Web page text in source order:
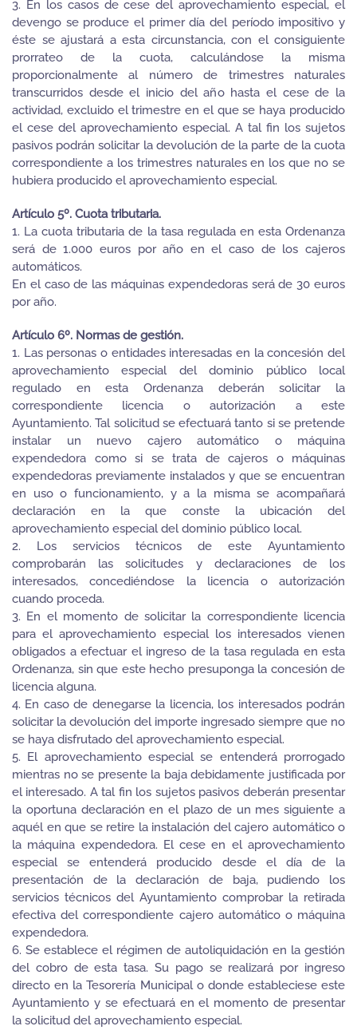
3. En los casos de cese del aprovechamiento especial, el
devengo se produce el primer día del período impositivo y
éste se ajustará a esta circunstancia, con el consiguiente
prorrateo de la cuota, calculándose la misma
proporcionalmente al número de trimestres naturales
transcurridos desde el inicio del año hasta el cese de la
actividad, excluido el trimestre en el que se haya producido
el cese del aprovechamiento especial. A tal fin los sujetos
pasivos podrán solicitar la devolución de la parte de la cuota
correspondiente a los trimestres naturales en los que no se
hubiera producido el aprovechamiento especial.
Artículo 5º. Cuota tributaria.
1. La cuota tributaria de la tasa regulada en esta Ordenanza
será de 1.000 euros por año en el caso de los cajeros
automáticos.
En el caso de las máquinas expendedoras será de 30 euros
por año.
Artículo 6º. Normas de gestión.
1. Las personas o entidades interesadas en la concesión del
aprovechamiento especial del dominio público local
regulado en esta Ordenanza deberán solicitar la
correspondiente licencia o autorización a este
Ayuntamiento. Tal solicitud se efectuará tanto si se pretende
instalar un nuevo cajero automático o máquina
expendedora como si se trata de cajeros o máquinas
expendedoras previamente instalados y que se encuentran
en uso o funcionamiento, y a la misma se acompañará
declaración en la que conste la ubicación del
aprovechamiento especial del dominio público local.
2. Los servicios técnicos de este Ayuntamiento
comprobarán las solicitudes y declaraciones de los
interesados, concediéndose la licencia o autorización
cuando proceda.
3. En el momento de solicitar la correspondiente licencia
para el aprovechamiento especial los interesados vienen
obligados a efectuar el ingreso de la tasa regulada en esta
Ordenanza, sin que este hecho presuponga la concesión de
licencia alguna.
4. En caso de denegarse la licencia, los interesados podrán
solicitar la devolución del importe ingresado siempre que no
se haya disfrutado del aprovechamiento especial.
5. El aprovechamiento especial se entenderá prorrogado
mientras no se presente la baja debidamente justificada por
el interesado. A tal fin los sujetos pasivos deberán presentar
la oportuna declaración en el plazo de un mes siguiente a
aquél en que se retire la instalación del cajero automático o
la máquina expendedora. El cese en el aprovechamiento
especial se entenderá producido desde el día de la
presentación de la declaración de baja, pudiendo los
servicios técnicos del Ayuntamiento comprobar la retirada
efectiva del correspondiente cajero automático o máquina
expendedora.
6. Se establece el régimen de autoliquidación en la gestión
del cobro de esta tasa. Su pago se realizará por ingreso
directo en la Tesorería Municipal o donde estableciese este
Ayuntamiento y se efectuará en el momento de presentar
la solicitud del aprovechamiento especial.